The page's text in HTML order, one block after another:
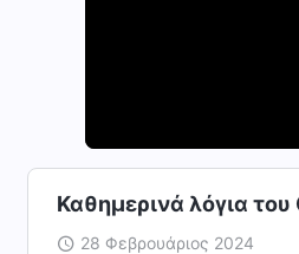
Καθημερινά λόγια
28 Φεβρουάριος 2024